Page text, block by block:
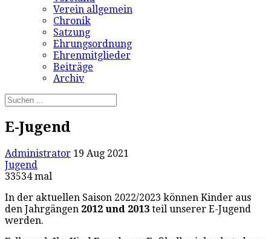
Verein allgemein
Chronik
Satzung
Ehrungsordnung
Ehrenmitglieder
Beiträge
Archiv
E-Jugend
Administrator 19 Aug 2021
Jugend
33534 mal
In der aktuellen Saison 2022/2023 können Kinder aus
den Jahrgängen 2012 und 2013 teil unserer E-Jugend
werden.